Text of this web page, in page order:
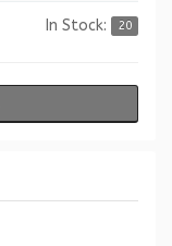
In Stock: 20